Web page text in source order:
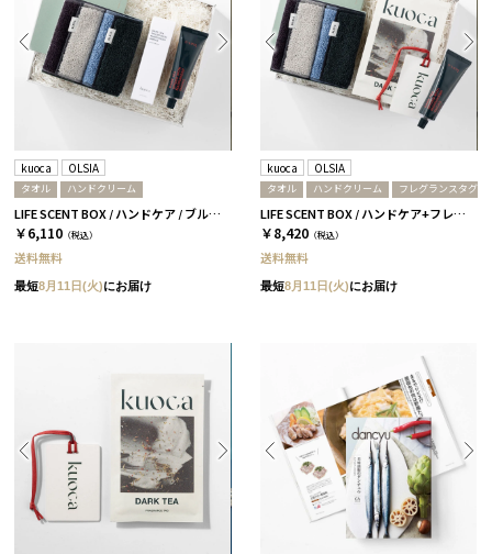
kuoca OLSIA
タオル ハンドクリーム
LIFE SCENT BOX / ハンドケア / ブルー＆ブラック
￥6,110 （税込）
送料無料
最短8月11日(火)にお届け
kuoca OLSIA
タオル ハンドクリーム フレグランスタグ
LIFE SCENT BOX / ハンドケア+フレグランス / ブルー＆ブラック
￥8,420 （税込）
送料無料
最短8月11日(火)にお届け